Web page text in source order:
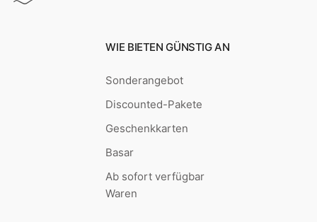
WIE BIETEN GÜNSTIG AN
Sonderangebot
Discounted-Pakete
Geschenkkarten
Basar
Ab sofort verfügbar
Waren